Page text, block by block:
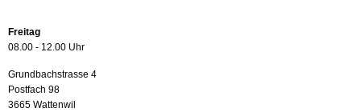
Freitag
08.00 - 12.00 Uhr
Grundbachstrasse 4
Postfach 98
3665 Wattenwil